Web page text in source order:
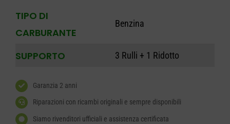
TIPO DI
CARBURANTE
Benzina
SUPPORTO 3 Rulli + 1 Ridotto
Garanzia 2 anni
Riparazioni con ricambi originali e sempre disponibili
Siamo rivenditori ufficiali e assistenza certificata